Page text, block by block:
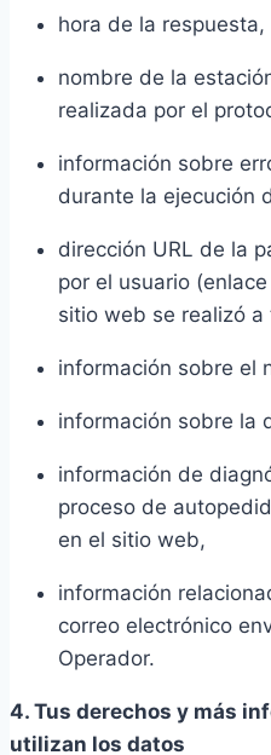
hora de la respuesta,
nombre de la
realizada por el
información sobre
durante la ejecución
dirección URL de la
por el usuario
sitio web se realizó
información sobre el
información sobre la
información de
proceso de
en el sitio web,
información
correo electrónico
Operador.
4. Tus derechos y más
utilizan los datos